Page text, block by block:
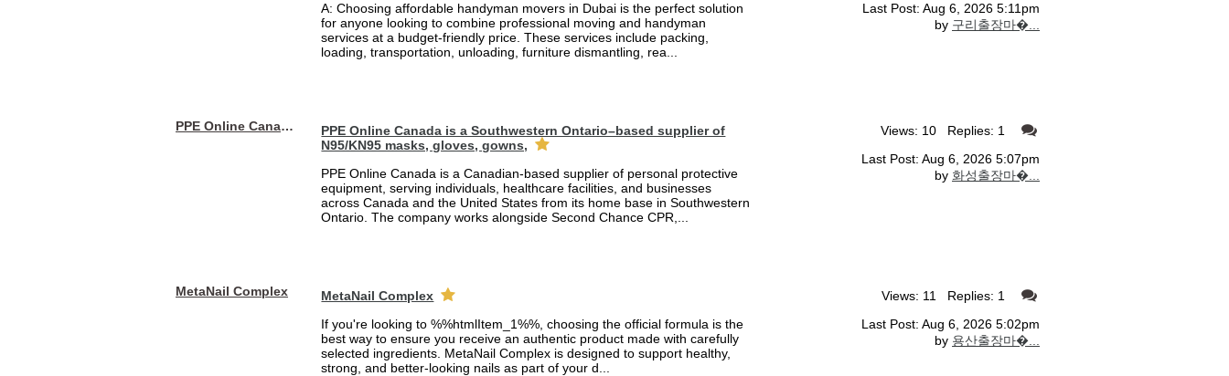
A: Choosing affordable handyman movers in Dubai is the perfect solution
for anyone looking to combine professional moving and handyman
services at a budget-friendly price. These services include packing,
loading, transportation, unloading, furniture dismantling, rea...
Last Post: Aug 6, 2026 5:11pm
by 구리출장마�...
PPE Online Canada – Bulk PPE Supplier | N95, Gloves, Masks & Medical Supplies
PPE Online Canada is a Southwestern Ontario–based supplier of
N95/KN95 masks, gloves, gowns,
PPE Online Canada is a Canadian-based supplier of personal protective
equipment, serving individuals, healthcare facilities, and businesses
across Canada and the United States from its home base in Southwestern
Ontario. The company works alongside Second Chance CPR,...
Views: 10 Replies: 1
Last Post: Aug 6, 2026 5:07pm
by 화성출장마�...
MetaNail Complex
MetaNail Complex
If you're looking to %%htmlItem_1%%, choosing the official formula is the
best way to ensure you receive an authentic product made with carefully
selected ingredients. MetaNail Complex is designed to support healthy,
strong, and better-looking nails as part of your d...
Views: 11 Replies: 1
Last Post: Aug 6, 2026 5:02pm
by 용산출장마�...